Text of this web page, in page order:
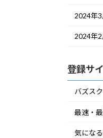
2024年3
2024年2
登録サ
バズス
最速・
気にな